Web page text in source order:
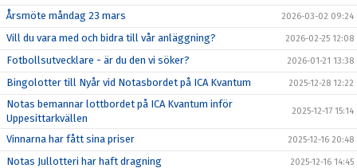
Årsmöte måndag 23 mars 2026-03-02 09:24
Vill du vara med och bidra till vår anläggning? 2026-02-25 12:08
Fotbollsutvecklare - är du den vi söker? 2026-01-21 13:38
Bingolotter till Nyår vid Notasbordet på ICA Kvantum 2025-12-28 12:22
Notas bemannar lottbordet på ICA Kvantum inför
Uppesittarkvällen
2025-12-17 15:14
Vinnarna har fått sina priser 2025-12-16 20:48
Notas Jullotteri har haft dragning 2025-12-16 14:45